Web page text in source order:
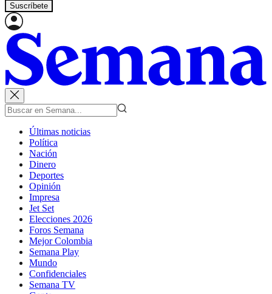
Suscríbete
Últimas noticias
Política
Nación
Dinero
Deportes
Opinión
Impresa
Jet Set
Elecciones 2026
Foros Semana
Mejor Colombia
Semana Play
Mundo
Confidenciales
Semana TV